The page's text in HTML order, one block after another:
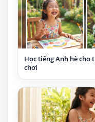
Học tiếng Anh hè
chơi